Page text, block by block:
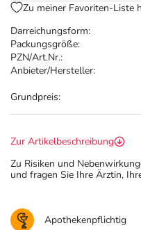
Marken
Darreichungsform:
Packungsgröße:
PZN/Art.Nr.:
Anbieter/Hersteller:
Grundpreis:
Zu meiner Favoriten-Liste
Zur Artikelbeschreibung
Zu Risiken und
und fragen Sie Ihre Ärztin,
Apothekenpflichtig